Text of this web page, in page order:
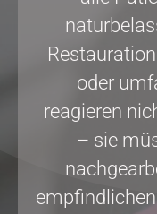
oder
reagieren
– sie